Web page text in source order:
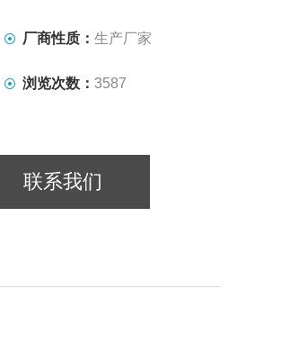
厂商性质：生产厂家
浏览次数：3587
联系我们